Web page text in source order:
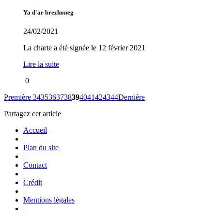
Ya d'ar brezhoneg
24/02/2021
La charte a été signée le 12 février 2021
Lire la suite
0
Première 3435363738394041424344Dernière
Partagez cet article
Accueil
|
Plan du site
|
Contact
|
Crédit
|
Mentions légales
|